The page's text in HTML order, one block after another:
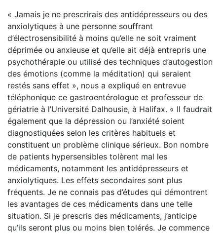
« Jamais je ne prescrirais des antidépresseurs ou des
anxiolytiques à une personne souffrant
d’électrosensibilité à moins qu’elle ne soit vraiment
déprimée ou anxieuse et qu’elle ait déjà entrepris une
psychothérapie ou utilisé des techniques d’autogestion
des émotions (comme la méditation) qui seraient
restés sans effet », nous a expliqué en entrevue
téléphonique ce gastroentérologue et professeur de
gériatrie à l’Université Dalhousie, à Halifax. « Il faudrait
également que la dépression ou l’anxiété soient
diagnostiquées selon les critères habituels et
constituent un problème clinique sérieux. Bon nombre
de patients hypersensibles tolèrent mal les
médicaments, notamment les antidépresseurs et
anxiolytiques. Les effets secondaires sont plus
fréquents. Je ne connais pas d’études qui démontrent
les avantages de ces médicaments dans une telle
situation. Si je prescris des médicaments, j’anticipe
qu’ils seront plus ou moins bien tolérés. Je commence